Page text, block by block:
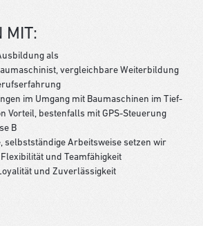
MIT:
als
vergleichbare Weiterbildung
im Umgang mit Baumaschinen im Tief-
Vorteil, bestenfalls mit GPS-Steuerung
B
selbstständige Arbeitsweise setzen wir
und Teamfähigkeit
und Zuverlässigkeit